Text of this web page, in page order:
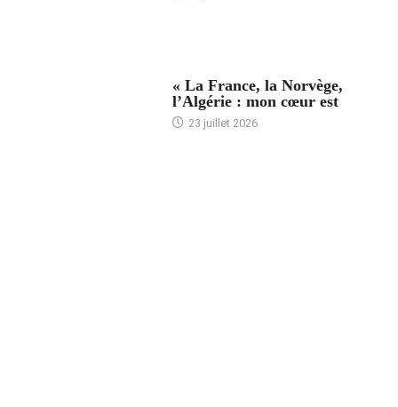
« La France, la Norvège,
l’Algérie : mon cœur est
23 juillet 2026